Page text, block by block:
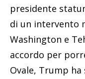
presidente
di un intervento
Washington e
accordo per
Ovale, Trump